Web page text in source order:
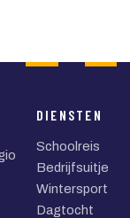
DIENSTEN
Schoolreis
Bedrijfsuitje
Wintersport
Dagtocht